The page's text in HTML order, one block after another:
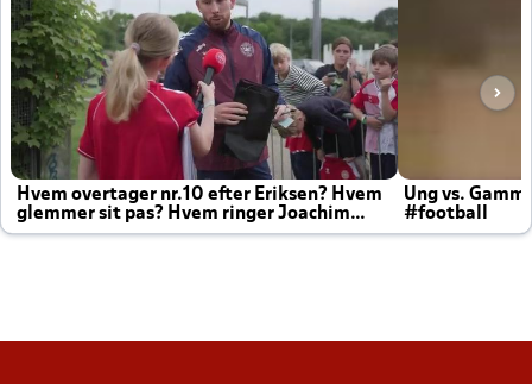
Hvem overtager nr.10 efter Eriksen? Hvem
glemmer sit pas? Hvem ringer Joachim
altid til efter kampe?
Ung vs.
#football